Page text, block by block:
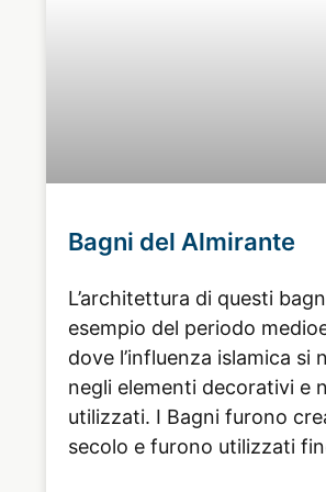
Bagni del Almirante
L’architettura di questi
esempio del periodo
dove l’influenza islamica si
negli elementi decorativi e
utilizzati. I Bagni furono
secolo e furono utilizzati